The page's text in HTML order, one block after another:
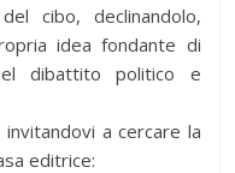
cibo, declinandolo,
idea fondante di
dibattito politico e
a cercare la
editrice: